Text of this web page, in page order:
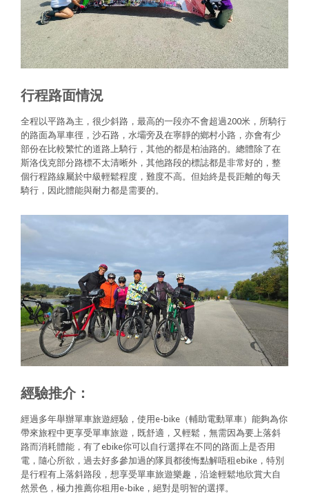
行程路面情況
全程以平路為主，很少斜路，最高的一段亦不會超過200米，所騎行
的路面為單車徑，沙石路，水壩旁及在寧靜的鄉村小路，亦會有少
部份在比較繁忙的道路上騎行，其他的都是柏油路的。總體除了在
斯洛伐克部分路標不太清晰外，其他路段的標誌都是非常好的，整
個行程路線屬於中級輕鬆程度，難度不高。但始終是長距離的每天
騎行，因此體能與耐力都是需要的。
經驗推介：
經過多年舉辦單車旅遊經驗，使用e-bike（輔助電動單車）能夠為你
帶來旅程中更享受單車旅遊，既舒適，又輕鬆，無需因為要上落斜
路而消耗體能，有了ebike你可以自行選擇在不同的路面上是否用
電，隨心所欲，過去好多參加過的隊員都後悔點解唔租ebike，特別
是行程有上落斜路段，想享受單車旅遊樂趣，沿途輕鬆地欣賞大自
然景色，極力推薦你租用e-bike，絕對是明智的選擇。